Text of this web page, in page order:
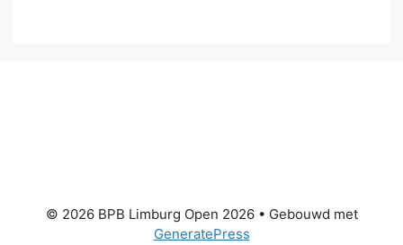
© 2026 BPB Limburg Open 2026• Gebouwd met
GeneratePress